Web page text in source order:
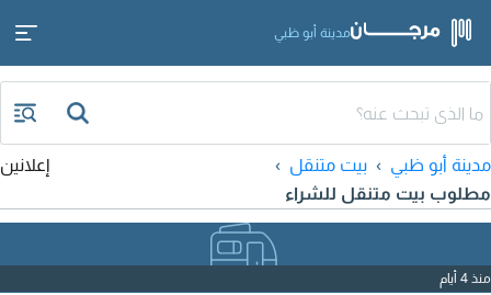
مدينة أبو ظبي
مدينة أبو ظبي
بيت متنقل
مطلوب بيت متنقل للشراء
إعلانين
منذ 4 أيام